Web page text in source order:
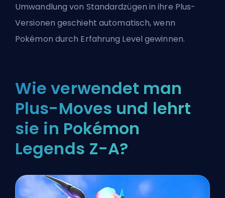
Umwandlung von Standardzügen in ihre Plus-
Versionen geschieht automatisch, wenn
Pokémon durch Erfahrung Level gewinnen.
Wie verwendet man
Plus-Moves und lehrt
sie in Pokémon
Legends Z-A?